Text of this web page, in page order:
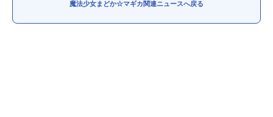
魔法少女まどか☆マギカ関連ニュースへ戻る